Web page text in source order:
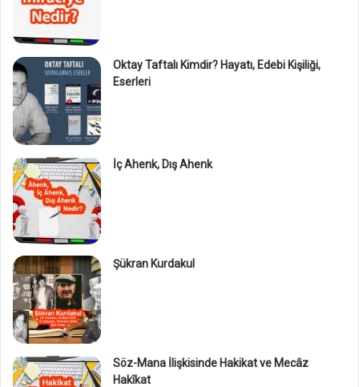
Oktay Taftalı Kimdir? Hayatı, Edebi Kişiliği,
Eserleri
İç Ahenk, Dış Ahenk
Şükran Kurdakul
Söz-Mana İlişkisinde Hakikat ve Mecâz
Hakîkat